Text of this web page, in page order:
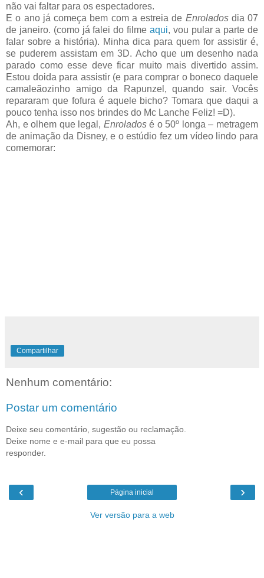
não vai faltar para os espectadores.
E o ano já começa bem com a estreia de Enroladosdia 07
de janeiro. (como já falei do filme aqui, vou pular a parte de
falar sobre a história). Minha dica para quem for assistir é,
se puderem assistam em 3D. Acho que um desenho nada
parado como esse deve ficar muito mais divertido assim.
Estou doida para assistir (e para comprar o boneco daquele
camaleãozinho amigo da Rapunzel, quando sair. Vocês
repararam que fofura é aquele bicho? Tomara que daqui a
pouco tenha isso nos brindes do Mc Lanche Feliz! =D).
Ah, e olhem que legal, Enroladosé o 50º longa – metragem
de animação da Disney, e o estúdio fez um vídeo lindo para
comemorar:
Compartilhar
Nenhum comentário:
Postar um comentário
Deixe seu comentário, sugestão ou reclamação.
Deixe nome e e-mail para que eu possa
responder.
‹ ›
Página inicial
Ver versão para a web